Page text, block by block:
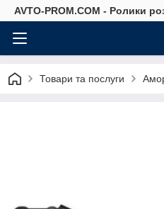
AVTO-PROM.COM - Ролики
Товари та послуги